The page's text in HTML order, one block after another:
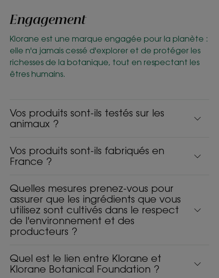
Engagement
Klorane est une marque engagée pour la planète :
elle n'a jamais cessé d'explorer et de protéger les
richesses de la botanique, tout en respectant les
êtres humains.
Vos produits sont-ils testés sur les
animaux ?
Vos produits sont-ils fabriqués en
France ?
Quelles mesures prenez-vous pour
assurer que les ingrédients que vous
utilisez sont cultivés dans le respect
de l'environnement et des
producteurs ?
Quel est le lien entre Klorane et
Klorane Botanical Foundation ?